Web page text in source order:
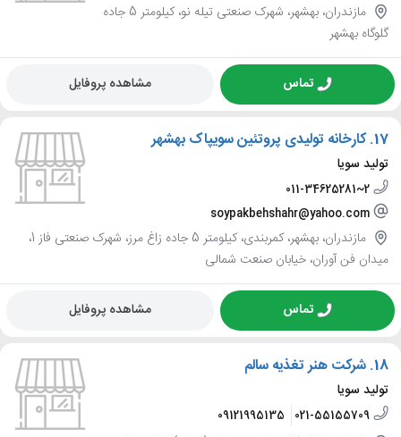
مازندران، بهشهر، شهرک صنعتی تیله نو، کیلومتر 5 جاده
گلوگاه بهشهر
تماس مشاهده پروفایل
17. کارخانه تولیدی پروتئین سویپاک بهشهر
تولید سویا
011-34625281~2
soypakbehshahr@yahoo.com
مازندران، بهشهر، کمربندی، کیلومتر 5 جاده زاغ مرز، شهرک صنعتی فاز 1،
میدان فن آوران، خیابان صنعت شمالی
تماس مشاهده پروفایل
18. شرکت هنر تغذیه سالم
تولید سویا
021-55155709
09121995135